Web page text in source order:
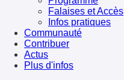
Falaises et Accès
Infos pratiques
Communauté
Contribuer
Actus
Plus d'infos